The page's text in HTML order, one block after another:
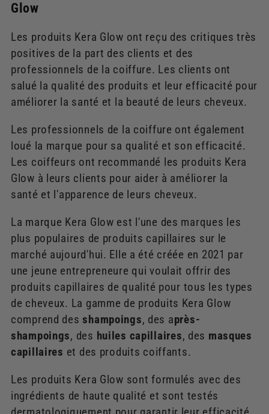
Glow
Les produits Kera Glow ont reçu des critiques très
positives de la part des clients et des
professionnels de la coiffure. Les clients ont
salué la qualité des produits et leur efficacité pour
améliorer la santé et la beauté de leurs cheveux.
Les professionnels de la coiffure ont également
loué la marque pour sa qualité et son efficacité.
Les coiffeurs ont recommandé les produits Kera
Glow à leurs clients pour aider à améliorer la
santé et l'apparence de leurs cheveux.
La marque Kera Glow est l'une des marques les
plus populaires de produits capillaires sur le
marché aujourd'hui. Elle a été créée en 2021 par
une jeune entrepreneure qui voulait offrir des
produits capillaires de qualité pour tous les types
de cheveux. La gamme de produits Kera Glow
comprend desshampoings, des après-
shampoings, des huiles capillaires, des masques
capillaires et des produits coiffants.
Les produits Kera Glow sont formulés avec des
ingrédients de haute qualité et sont testés